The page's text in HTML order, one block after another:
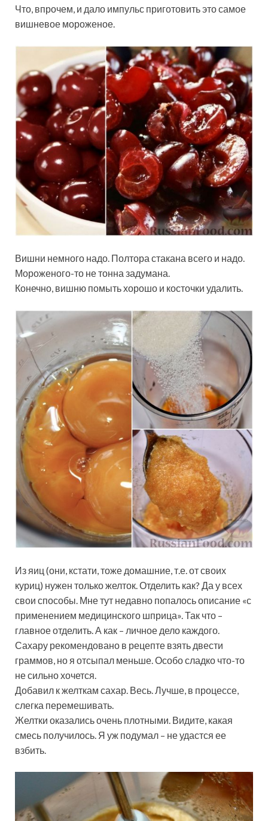
Что, впрочем, и дало импульс приготовить это самое
вишневое мороженое.
Вишни немного надо. Полтора стакана всего и надо.
Мороженого-то не тонна задумана.
Конечно, вишню помыть хорошо и косточки удалить.
Из яиц (они, кстати, тоже домашние, т.е. от своих
куриц) нужен только желток. Отделить как? Да у всех
свои способы. Мне тут недавно попалось описание «с
применением медицинского шприца». Так что –
главное отделить. А как – личное дело каждого.
Сахару рекомендовано в рецепте взять двести
граммов, но я отсыпал меньше. Особо сладко что-то
не сильно хочется.
Добавил к желткам сахар. Весь. Лучше, в процессе,
слегка перемешивать.
Желтки оказались очень плотными. Видите, какая
смесь получилось. Я уж подумал – не удастся ее
взбить.